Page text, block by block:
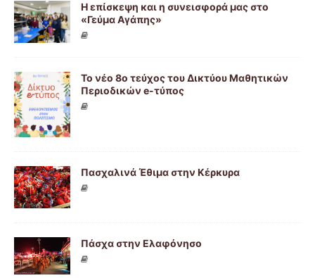
Η επίσκεψη και η συνεισφορά μας στο
«Γεύμα Αγάπης»
Το νέο 8ο τεύχος του Δικτύου Μαθητικών
Περιοδικών e-τύπος
Πασχαλινά Έθιμα στην Κέρκυρα
Πάσχα στην Ελαφόνησο